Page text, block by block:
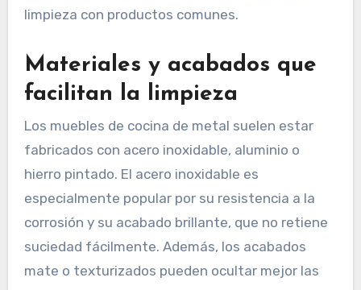
limpieza con productos comunes.
Materiales y acabados que
facilitan la limpieza
Los muebles de cocina de metal suelen estar
fabricados con acero inoxidable, aluminio o
hierro pintado. El acero inoxidable es
especialmente popular por su resistencia a la
corrosión y su acabado brillante, que no retiene
suciedad fácilmente. Además, los acabados
mate o texturizados pueden ocultar mejor las